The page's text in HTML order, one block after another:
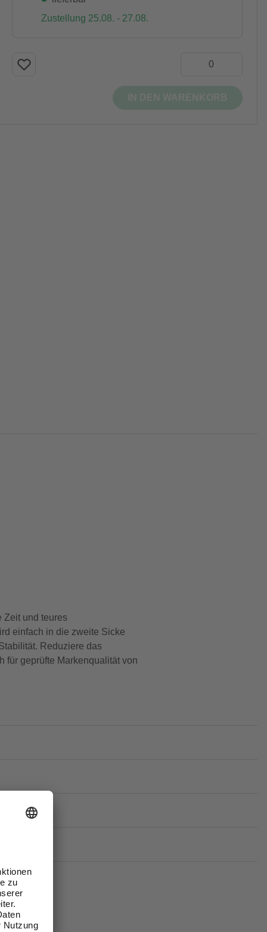
Zustellung 25.08. - 27.08.
Zeit und teures
einfach in die zweite Sicke
Reduziere das
für geprüfte Markenqualität von